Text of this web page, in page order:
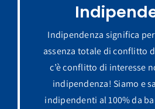
Indipendenza significa
assenza totale di conflitto
c’è conflitto di interesse
indipendenza! Siamo e
indipendenti al 100% da